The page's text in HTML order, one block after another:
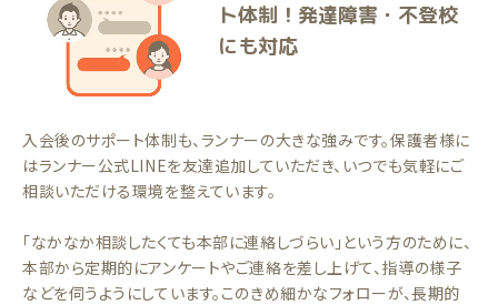
ト体制！発達障害・不登校
にも対応
入会後のサポート体制も、ランナーの大きな強みです。保護者様に
はランナー公式LINEを友達追加していただき、いつでも気軽にご
相談いただける環境を整えています。
「なかなか相談したくても本部に連絡しづらい」という方のために、
本部から定期的にアンケートやご連絡を差し上げて、指導の様子
などを伺うようにしています。このきめ細かなフォローが、長期的